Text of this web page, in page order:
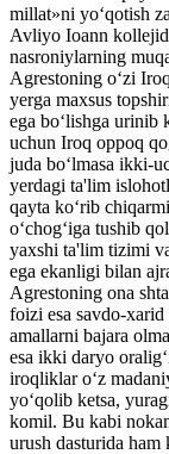
millat»ni yo‘qotish
Avliyo Ioann
nasroniylarning
Agrestoning o‘zi
yerga maxsus
ega bo‘lishga urinib
uchun Iroq oppoq
juda bo‘lmasa ikki-
yerdagi ta'lim
qayta ko‘rib
o‘chog‘iga tushib
yaxshi ta'lim tizimi
ega ekanligi bilan
Agrestoning ona
foizi esa savdo-
amallarni bajara
esa ikki daryo
iroqliklar o‘z
yo‘qolib ketsa,
komil. Bu kabi
urush dasturida ham